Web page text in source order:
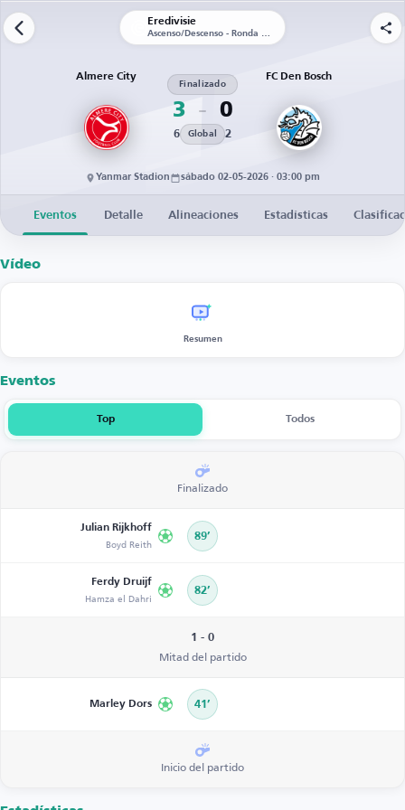
Eredivisie
Ascenso/Descenso - Ronda 1 - Partido de vuelta
Almere City
3
Finalizado
0
6 Global 2
FC Den Bosch
Yanmar Stadion sábado 02-05-2026 · 03:00 pm
Eventos Detalle Alineaciones Estadísticas
Vídeo
Resumen
Eventos
Top Todos
Finalizado
Julian Rijkhoff
Boyd Reith 89’
Ferdy Druijf
Hamza el Dahri 82’
1 - 0
Mitad del partido
Marley Dors 41’
Inicio del partido